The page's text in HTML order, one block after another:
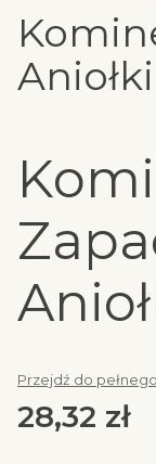
Przejdź do
Cena
28,32 zł